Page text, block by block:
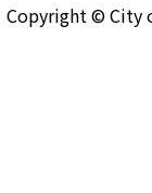
Copyright © City